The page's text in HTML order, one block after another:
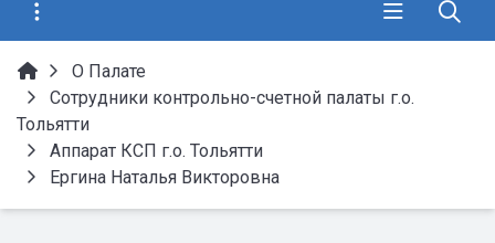
О Палате
Сотрудники контрольно-счетной палаты г.о.
Тольятти
Аппарат КСП г.о. Тольятти
Ергина Наталья Викторовна